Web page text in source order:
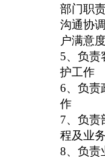
部门职
沟通协
户满意
5、负责
护工作
6、负责
作
7、负责
程及业
8、负责